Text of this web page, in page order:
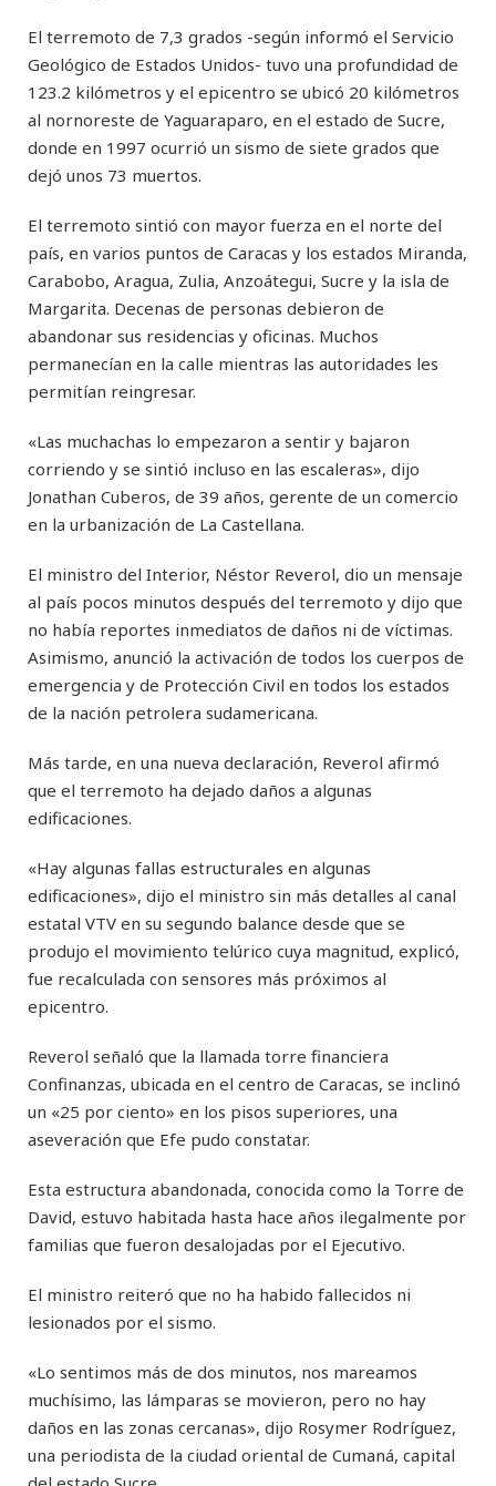
El terremoto de 7,3 grados -según informó el Servicio
Geológico de Estados Unidos- tuvo una profundidad de
123.2 kilómetros y el epicentro se ubicó 20 kilómetros
al nornoreste de Yaguaraparo, en el estado de Sucre,
donde en 1997 ocurrió un sismo de siete grados que
dejó unos 73 muertos.
El terremoto sintió con mayor fuerza en el norte del
país, en varios puntos de Caracas y los estados Miranda,
Carabobo, Aragua, Zulia, Anzoátegui, Sucre y la isla de
Margarita. Decenas de personas debieron de
abandonar sus residencias y oficinas. Muchos
permanecían en la calle mientras las autoridades les
permitían reingresar.
«Las muchachas lo empezaron a sentir y bajaron
corriendo y se sintió incluso en las escaleras», dijo
Jonathan Cuberos, de 39 años, gerente de un comercio
en la urbanización de La Castellana.
El ministro del Interior, Néstor Reverol, dio un mensaje
al país pocos minutos después del terremoto y dijo que
no había reportes inmediatos de daños ni de víctimas.
Asimismo, anunció la activación de todos los cuerpos de
emergencia y de Protección Civil en todos los estados
de la nación petrolera sudamericana.
Más tarde, en una nueva declaración, Reverol afirmó
que el terremoto ha dejado daños a algunas
edificaciones.
«Hay algunas fallas estructurales en algunas
edificaciones», dijo el ministro sin más detalles al canal
estatal VTV en su segundo balance desde que se
produjo el movimiento telúrico cuya magnitud, explicó,
fue recalculada con sensores más próximos al
epicentro.
Reverol señaló que la llamada torre financiera
Confinanzas, ubicada en el centro de Caracas, se inclinó
un «25 por ciento» en los pisos superiores, una
aseveración que Efe pudo constatar.
Esta estructura abandonada, conocida como la Torre de
David, estuvo habitada hasta hace años ilegalmente por
familias que fueron desalojadas por el Ejecutivo.
El ministro reiteró que no ha habido fallecidos ni
lesionados por el sismo.
«Lo sentimos más de dos minutos, nos mareamos
muchísimo, las lámparas se movieron, pero no hay
daños en las zonas cercanas», dijo Rosymer Rodríguez,
una periodista de la ciudad oriental de Cumaná, capital